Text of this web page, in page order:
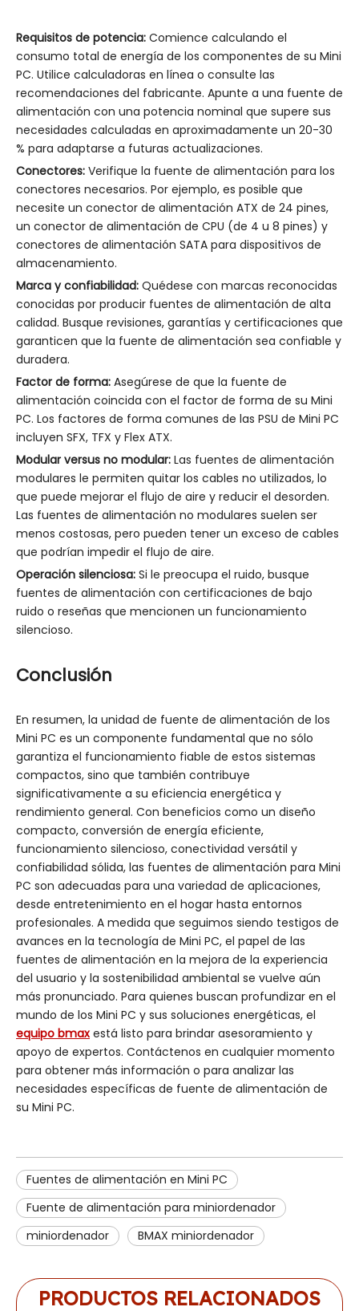
Requisitos de potencia: Comience calculando el
consumo total de energía de los componentes de su Mini
PC. Utilice calculadoras en línea o consulte las
recomendaciones del fabricante. Apunte a una fuente de
alimentación con una potencia nominal que supere sus
necesidades calculadas en aproximadamente un 20-30
% para adaptarse a futuras actualizaciones.
Conectores: Verifique la fuente de alimentación para los
conectores necesarios. Por ejemplo, es posible que
necesite un conector de alimentación ATX de 24 pines,
un conector de alimentación de CPU (de 4 u 8 pines) y
conectores de alimentación SATA para dispositivos de
almacenamiento.
Marca y confiabilidad: Quédese con marcas reconocidas
conocidas por producir fuentes de alimentación de alta
calidad. Busque revisiones, garantías y certificaciones que
garanticen que la fuente de alimentación sea confiable y
duradera.
Factor de forma: Asegúrese de que la fuente de
alimentación coincida con el factor de forma de su Mini
PC. Los factores de forma comunes de las PSU de Mini PC
incluyen SFX, TFX y Flex ATX.
Modular versus no modular: Las fuentes de alimentación
modulares le permiten quitar los cables no utilizados, lo
que puede mejorar el flujo de aire y reducir el desorden.
Las fuentes de alimentación no modulares suelen ser
menos costosas, pero pueden tener un exceso de cables
que podrían impedir el flujo de aire.
Operación silenciosa: Si le preocupa el ruido, busque
fuentes de alimentación con certificaciones de bajo
ruido o reseñas que mencionen un funcionamiento
silencioso.
Conclusión
En resumen, la unidad de fuente de alimentación de los
Mini PC es un componente fundamental que no sólo
garantiza el funcionamiento fiable de estos sistemas
compactos, sino que también contribuye
significativamente a su eficiencia energética y
rendimiento general. Con beneficios como un diseño
compacto, conversión de energía eficiente,
funcionamiento silencioso, conectividad versátil y
confiabilidad sólida, las fuentes de alimentación para Mini
PC son adecuadas para una variedad de aplicaciones,
desde entretenimiento en el hogar hasta entornos
profesionales. A medida que seguimos siendo testigos de
avances en la tecnología de Mini PC, el papel de las
fuentes de alimentación en la mejora de la experiencia
del usuario y la sostenibilidad ambiental se vuelve aún
más pronunciado. Para quienes buscan profundizar en el
mundo de los Mini PC y sus soluciones energéticas, el
equipo bmax está listo para brindar asesoramiento y
apoyo de expertos. Contáctenos en cualquier momento
para obtener más información o para analizar las
necesidades específicas de fuente de alimentación de
su Mini PC.
Fuentes de alimentación en Mini PC
Fuente de alimentación para miniordenador
miniordenador
BMAX miniordenador
PRODUCTOS RELACIONADOS